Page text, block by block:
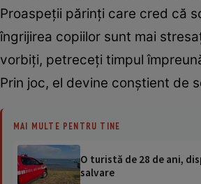
Proaspeţii părinţi care cred că
îngrijirea copiilor sunt mai
vorbiţi, petreceţi timpul
Prin joc, el devine conştient de
MAI MULTE PENTRU TINE
O turistă de 28 de ani,
salvare